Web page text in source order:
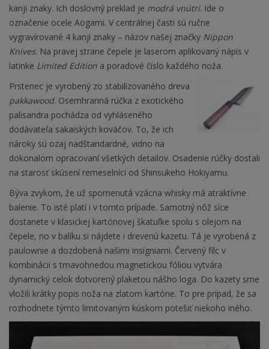
kanji znaky. Ich doslovný preklad je modrá vnútri. Ide o
označenie ocele Aogami. V centrálnej časti sú ručne
vygravírované 4 kanji znaky – názov našej značky Nippon
Knives. Na pravej strane čepele je laserom aplikovaný nápis v
latinke Limited Edition a poradové číslo každého noža.
Prstenec je vyrobený zo stabilizovaného dreva
pakkawood. Osemhranná rúčka z exotického
palisandra pochádza od vyhláseného
dodávateľa sakaiských kováčov. To, že ich
nároky sú ozaj nadštandardné, vidno na
dokonalom opracovaní všetkých detailov. Osadenie rúčky dostali
na starosť skúsení remeselníci od Shinsukeho Hokiyamu.
Býva zvykom, že už spomenutá vzácna whisky má atraktívne
balenie. To isté platí i v tomto prípade. Samotný nôž síce
dostanete v klasickej kartónovej škatuľke spolu s olejom na
čepele, no v balíku si nájdete i drevenú kazetu. Tá je vyrobená z
paulownie a dozdobená našimi insígniami. Červený filc v
kombinácii s tmavohnedou magnetickou fóliou vytvára
dynamický celok dotvorený plaketou nášho loga. Do kazety sme
vložili krátky popis noža na zlatom kartóne. To pre prípad, že sa
rozhodnete týmto limitovaným kúskom potešiť niekoho iného.